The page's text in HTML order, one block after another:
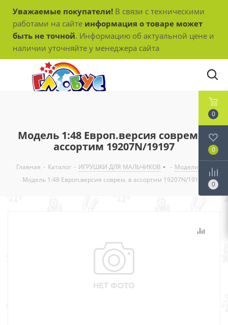
Уважаемые покупатели! В связи с техническими
работами на сайте информация о товаре может
быть не точной. Информацию об актуальной цене и
наличии уточняйте у менеджера сайта
Модель 1:48 Европ.версия соврем. в
ассортим 19207N/19197
Главная - Каталог - ИГРУШКИ ДЛЯ МАЛЬЧИКОВ - Модели
Модель 1:48 Европ.версия соврем. в ассортим 19207N/19197
0
0
0